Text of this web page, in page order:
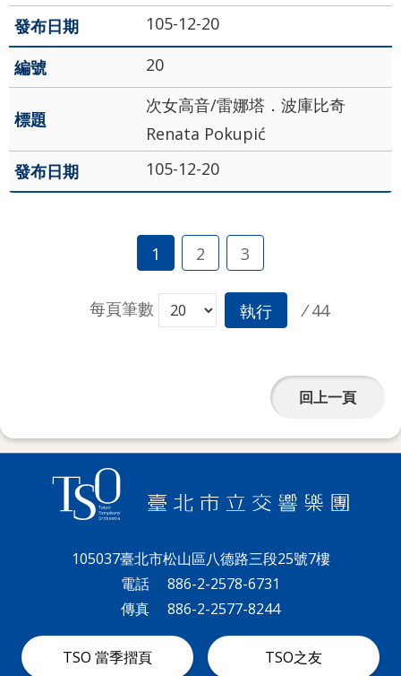
105-12-20
20
次女高音/雷娜塔．波庫比奇
Renata Pokupić
105-12-20
1 2 3
每頁筆數 執行 / 44
回上一頁
105037臺北市松山區八德路三段25號7樓
電話
886-2-2578-6731
傳真
886-2-2577-8244
TSO 當季摺頁 TSO之友